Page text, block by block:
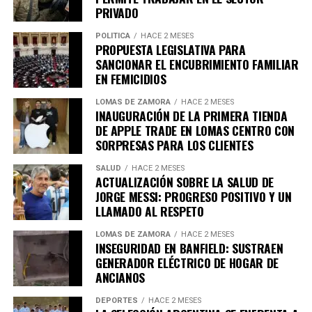
agregamos el viernes 7 para que puedas disfrutar de
participantes en Banfield, Lomas y Temperley
mencionó.
Asimismo, destacó que la actividad es parte de un
esfuerzo gubernamental para respaldar al sector
gastronómico local, afirmando que se trata de «
política del Gobierno de la Comunidad para apoyar
a los comercios, bares y cervecerías de Lomas de
Zamora. Consulta las redes del municipio para
enterarte de todos los locales que se sumarán
PRIVADO
POLÍTICA HACE 2 MESES
PROPUESTA LEGISLATIVA PARA
SANCIONAR EL ENCUBRIMIENTO FAMILIAR
EN FEMICIDIOS
LOMAS DE ZAMORA HACE 2 MESES
INAUGURACIÓN DE LA PRIMERA TIENDA
DE APPLE TRADE EN LOMAS CENTRO CON
SORPRESAS PARA LOS CLIENTES
SALUD HACE 2 MESES
ACTUALIZACIÓN SOBRE LA SALUD DE
JORGE MESSI: PROGRESO POSITIVO Y UN
LLAMADO AL RESPETO
LOMAS DE ZAMORA HACE 2 MESES
INSEGURIDAD EN BANFIELD: SUSTRAEN
GENERADOR ELÉCTRICO DE HOGAR DE
ANCIANOS
DEPORTES HACE 2 MESES